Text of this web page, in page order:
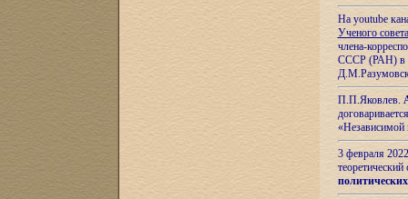
На youtube
Ученого
члена-
СССР (РАН) в
П.П.Яковлев.
«Независимой
3 февраля
теоретический